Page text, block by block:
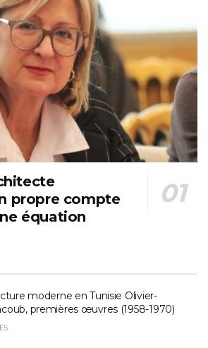
propre compte
équation
moderne en Tunisie Olivier-
premières œuvres (1958-1970)